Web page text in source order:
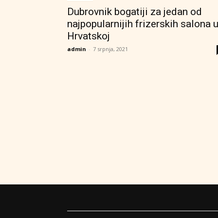
Dubrovnik bogatiji za jedan od
najpopularnijih frizerskih salona u
Hrvatskoj
admin - 7 srpnja, 2021